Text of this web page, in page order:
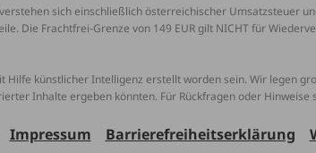
sich einschließlich österreichischer Umsatzsteuer
Die Frachtfrei-Grenze von 149 EUR gilt NICHT für
künstlicher Intelligenz erstellt worden sein. Wir legen
Inhalte ergeben könnten. Für Rückfragen oder
Impressum Barrierefreiheitserklärung